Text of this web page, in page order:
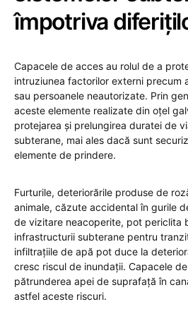
împotriva
Capacele de acces au rolul de a
intruziunea factorilor externi precum
sau persoanele neautorizate. Prin
aceste elemente realizate din oțel
protejarea și prelungirea duratei de
subterane, mai ales dacă sunt
elemente de prindere.
Furturile, deteriorările produse de
animale, căzute accidental în gurile
de vizitare neacoperite, pot periclita
infrastructurii subterane pentru
infiltrațiile de apă pot duce la
cresc riscul de inundații. Capacele
pătrunderea apei de suprafață în
astfel aceste riscuri.